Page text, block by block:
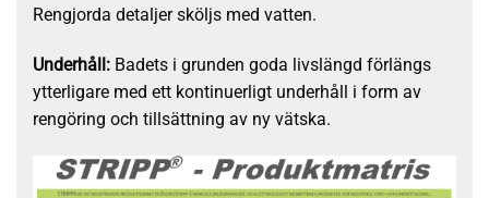
Rengjorda detaljer sköljs med vatten.
Underhåll: Badets i grunden goda livslängd förlängs
ytterligare med ett kontinuerligt underhåll i form av
rengöring och tillsättning av ny vätska.